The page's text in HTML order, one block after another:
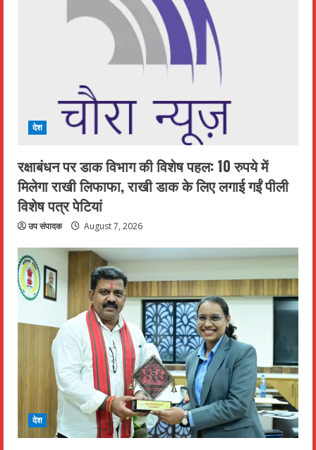
देश
रक्षाबंधन पर डाक विभाग की विशेष पहल: 10 रुपये में
मिलेगा राखी लिफाफा, राखी डाक के लिए लगाई गईं पीली
विशेष पत्र पेटियां
उप संपादक August 7, 2026
देश